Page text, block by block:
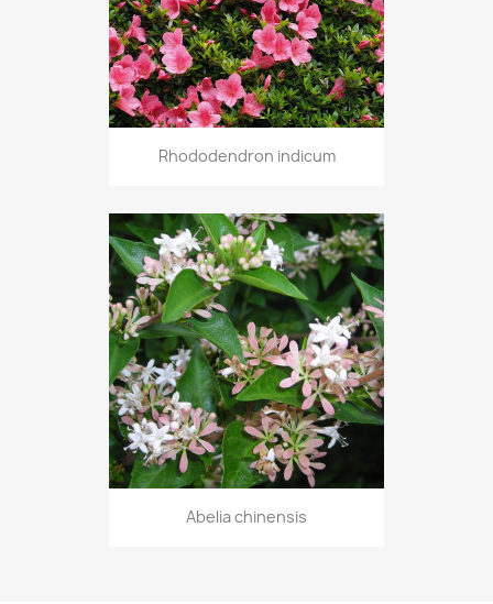
Rhododendron indicum
Abelia chinensis